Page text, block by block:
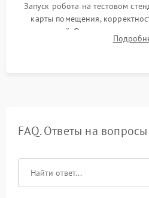
Запуск робота на тестовом
карты помещения,
препятствий. Оценка силы
Тестирование автоматического
FAQ. Ответы на вопросы